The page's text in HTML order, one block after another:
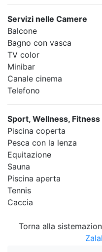
Servizi nelle Camere
Balcone
Bagno con vasca
TV color
Minibar
Canale cinema
Telefono
Sport, Wellness, Fitness
Piscina coperta
Pesca con la lenza
Equitazione
Sauna
Piscina aperta
Tennis
Caccia
Torna alla